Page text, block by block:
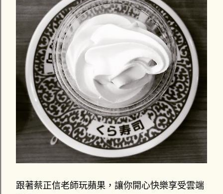
跟著蔡正信老師玩蘋果，讓你開心快樂享受雲端